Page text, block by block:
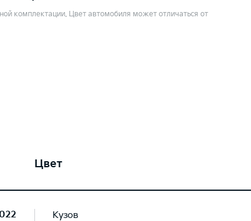
комплектации. Цвет автомобиля может отличаться от
Цвет
Кузов